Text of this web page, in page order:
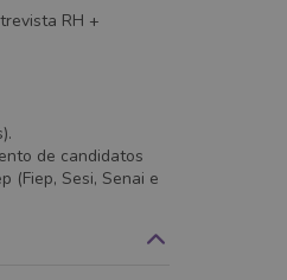
RH +
de candidatos
(Fiep, Sesi, Senai e